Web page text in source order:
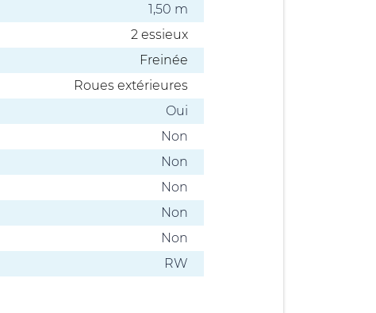
1,50 m
2 essieux
Freinée
Roues extérieures
Oui
Non
Non
Non
Non
Non
RW